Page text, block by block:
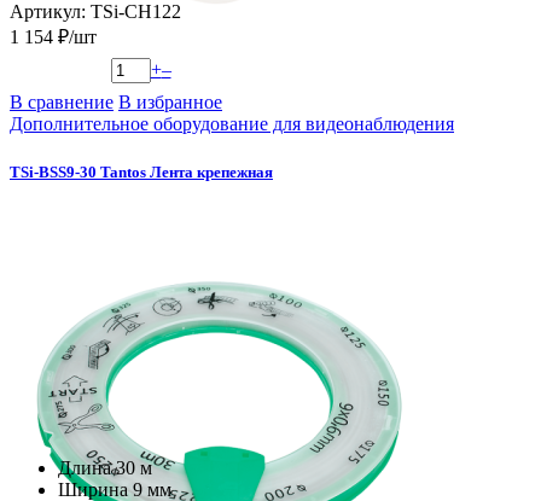
Артикул: TSi-CH122
1 154 ₽/шт
+–
В сравнение В избранное
Дополнительное оборудование для видеонаблюдения
TSi-BSS9-30 Tantos Лента крепежная
Длина 30 м
Ширина 9 мм